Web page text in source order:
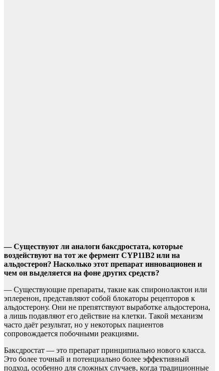
— Существуют ли аналоги баксдростата, которые
воздействуют на тот же фермент CYP11B2 или на
альдостерон? Насколько этот препарат инновационен и
чем он выделяется на фоне других средств?
— Существующие препараты, такие как спиронолактон или
эплеренон, представляют собой блокаторы рецепторов к
альдостерону. Они не препятствуют выработке альдостерона,
а лишь подавляют его действие на клетки. Такой механизм
часто даёт результат, но у некоторых пациентов
сопровождается побочными реакциями.
Баксдростат — это препарат принципиально нового класса.
Это более точный и потенциально более эффективный
подход, особенно для сложных случаев, когда традиционные